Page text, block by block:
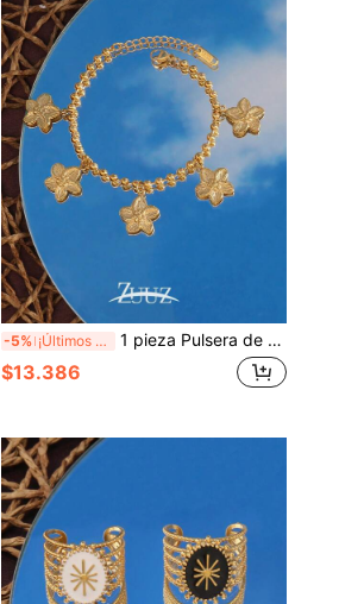
-5% ¡Últimos 2 días 1 pieza Pulsera de acero inoxidable con colgante de flor de moda para mujer, con múltiples colgantes y cadena de cuentas, joyería para regalos de fiesta, adecuada para uso diario
$13.386